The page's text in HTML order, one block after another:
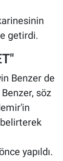
getirdi.
Benzer de
söz
yapıldı.